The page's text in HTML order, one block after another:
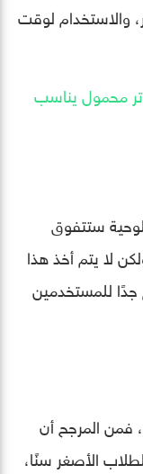
والاستخدام لوقت
محمول يناسب
ستتفوق
لا يتم أخذ هذا
جدًا للمستخدمين
فمن المرجح أن
الأصغر سنًا،